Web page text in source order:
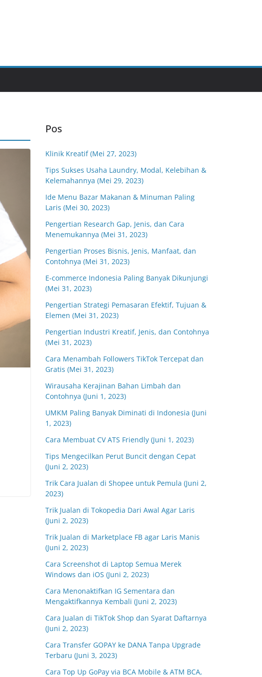
Pos
Klinik Kreatif (Mei 27, 2023)
Tips Sukses Usaha Laundry, Modal, Kelebihan &
Kelemahannya (Mei 29, 2023)
Ide Menu Bazar Makanan & Minuman Paling
Laris (Mei 30, 2023)
Pengertian Research Gap, Jenis, dan Cara
Menemukannya (Mei 31, 2023)
Pengertian Proses Bisnis, Jenis, Manfaat, dan
Contohnya (Mei 31, 2023)
E-commerce Indonesia Paling Banyak Dikunjungi
(Mei 31, 2023)
Pengertian Strategi Pemasaran Efektif, Tujuan &
Elemen (Mei 31, 2023)
Pengertian Industri Kreatif, Jenis, dan Contohnya
(Mei 31, 2023)
Cara Menambah Followers TikTok Tercepat dan
Gratis (Mei 31, 2023)
Wirausaha Kerajinan Bahan Limbah dan
Contohnya (Juni 1, 2023)
UMKM Paling Banyak Diminati di Indonesia (Juni
1, 2023)
Cara Membuat CV ATS Friendly (Juni 1, 2023)
Tips Mengecilkan Perut Buncit dengan Cepat
(Juni 2, 2023)
Trik Cara Jualan di Shopee untuk Pemula (Juni 2,
2023)
Trik Jualan di Tokopedia Dari Awal Agar Laris
(Juni 2, 2023)
Trik Jualan di Marketplace FB agar Laris Manis
(Juni 2, 2023)
Cara Screenshot di Laptop Semua Merek
Windows dan iOS (Juni 2, 2023)
Cara Menonaktifkan IG Sementara dan
Mengaktifkannya Kembali (Juni 2, 2023)
Cara Jualan di TikTok Shop dan Syarat Daftarnya
(Juni 2, 2023)
Cara Transfer GOPAY ke DANA Tanpa Upgrade
Terbaru (Juni 3, 2023)
Cara Top Up GoPay via BCA Mobile & ATM BCA,